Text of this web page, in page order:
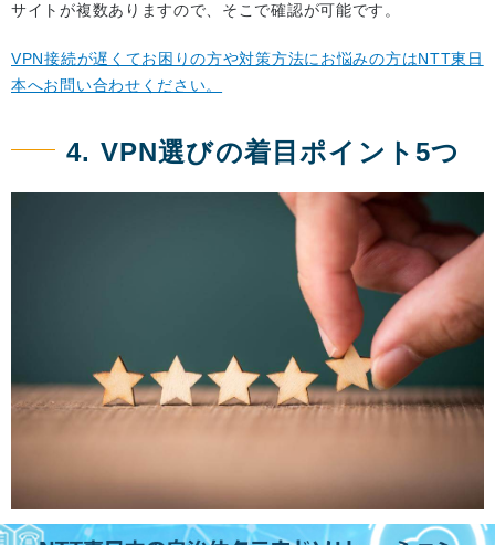
サイトが複数ありますので、そこで確認が可能です。
VPN接続が遅くてお困りの方や対策方法にお悩みの方はNTT東日
本へお問い合わせください。
4. VPN選びの着目ポイント5つ